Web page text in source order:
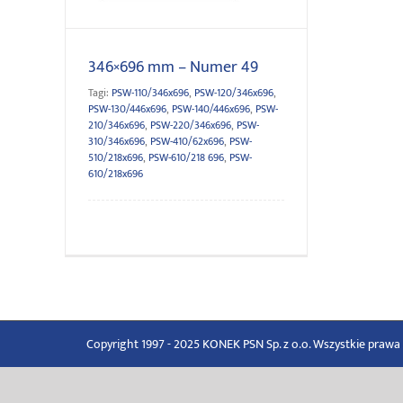
346×696 mm – Numer 49
Tagi: PSW-110/346x696, PSW-120/346x696,
PSW-130/446x696, PSW-140/446x696, PSW-
210/346x696, PSW-220/346x696, PSW-
310/346x696, PSW-410/62x696, PSW-
510/218x696, PSW-610/218 696, PSW-
610/218x696
Copyright 1997 - 2025 KONEK PSN Sp. z o.o. Wszystkie